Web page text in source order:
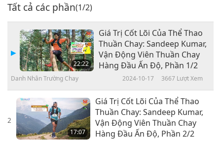
Tất cả các phần(1/2)
22:22
Giá Trị Cốt Lõi Của Thể Thao
Thuần Chay: Sandeep Kumar,
Vận Động Viên Thuần Chay
Hàng Đầu Ấn Độ, Phần 1/2
Danh Nhân Trường Chay 2024-10-17 3667 Lượt Xem
2
17:07
Giá Trị Cốt Lõi Của Thể Thao
Thuần Chay: Sandeep Kumar,
Vận Động Viên Thuần Chay
Hàng Đầu Ấn Độ, Phần 2/2